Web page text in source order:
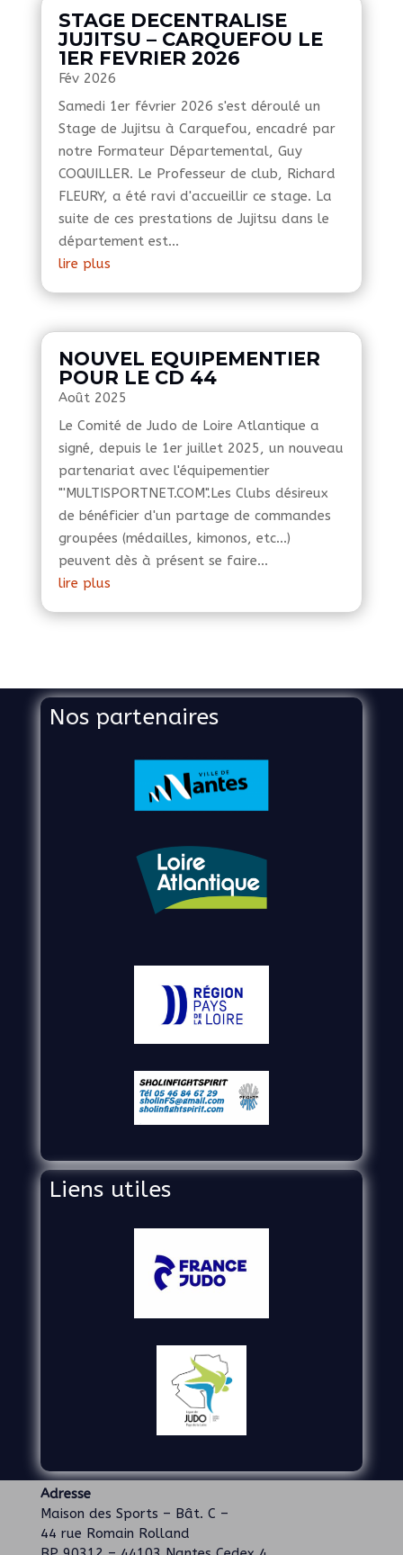
STAGE DECENTRALISE
JUJITSU – CARQUEFOU LE
1ER FEVRIER 2026
Fév 2026
Samedi 1er février 2026 s'est déroulé un
Stage de Jujitsu à Carquefou, encadré par
notre Formateur Départemental, Guy
COQUILLER. Le Professeur de club, Richard
FLEURY, a été ravi d'accueillir ce stage. La
suite de ces prestations de Jujitsu dans le
département est...
lire plus
NOUVEL EQUIPEMENTIER
POUR LE CD 44
Août 2025
Le Comité de Judo de Loire Atlantique a
signé, depuis le 1er juillet 2025, un nouveau
partenariat avec l'équipementier
"'MULTISPORTNET.COM".Les Clubs désireux
de bénéficier d'un partage de commandes
groupées (médailles, kimonos, etc...)
peuvent dès à présent se faire...
lire plus
Nos partenaires
Liens utiles
Adresse
Maison des Sports – Bât. C –
44 rue Romain Rolland